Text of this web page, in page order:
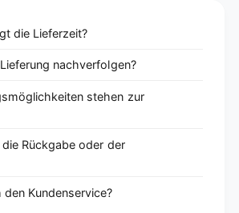
die Lieferzeit?
nachverfolgen?
stehen zur
Rückgabe oder der
Kundenservice?